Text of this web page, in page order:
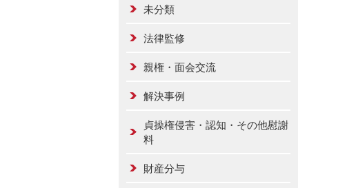
未分類
法律監修
親権・面会交流
解決事例
貞操権侵害・認知・その他慰謝
料
財産分与